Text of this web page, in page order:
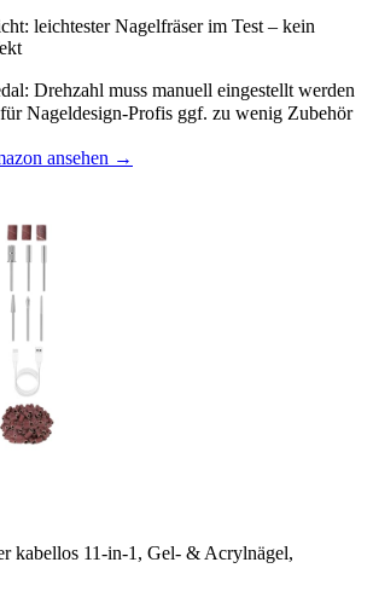
leichtester Nagelfräser im Test – kein
Drehzahl muss manuell eingestellt werden
Nageldesign-Profis ggf. zu wenig Zubehör
ansehen →
kabellos 11-in-1, Gel- & Acrylnägel,